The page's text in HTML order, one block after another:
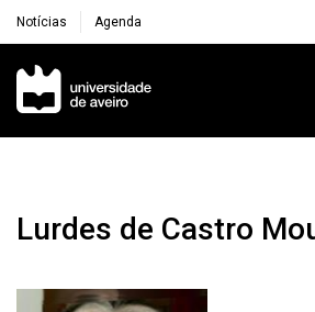
Notícias Agenda
Navegação Principal
Lurdes de Castro